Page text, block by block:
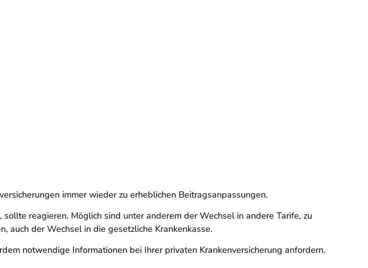
immer wieder zu erheblichen Beitragsanpassungen.
reagieren. Möglich sind unter anderem der Wechsel in andere Tarife, zu
auch der Wechsel in die gesetzliche Krankenkasse.
notwendige Informationen bei Ihrer privaten Krankenversicherung anfordern.